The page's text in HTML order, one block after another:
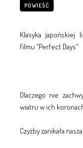
POWIEŚĆ
Klasyka japońskiej
filmu "Perfect Days"
Dlaczego nie
wiatru w ich
Czyżby zanikała